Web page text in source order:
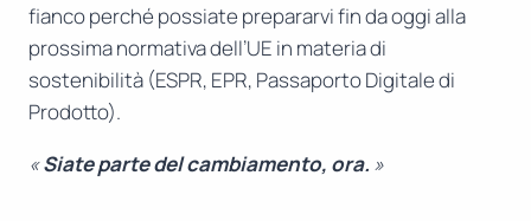
fianco perché possiate prepararvi fin da oggi alla
prossima normativa dell’UE in materia di
sostenibilità (ESPR, EPR, Passaporto Digitale di
Prodotto).
«Siate parte del cambiamento, ora. »